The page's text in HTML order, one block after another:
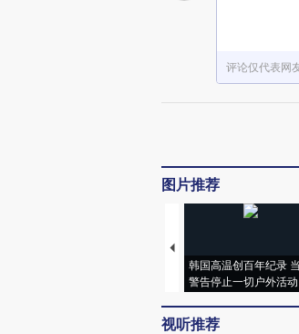
评论仅代表网
图片推荐
韩国高温创百年纪录
警告停止一切户外活动
视听推荐